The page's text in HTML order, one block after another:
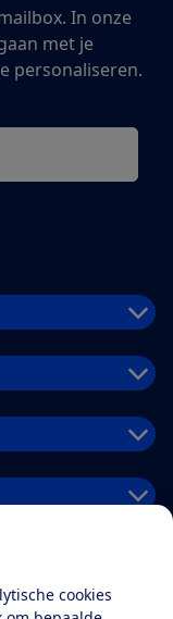
cookies
In onze
met je
personaliseren.